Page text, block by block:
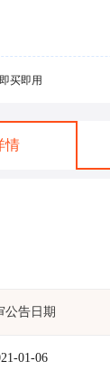
买即用
情
公告日期
01-06